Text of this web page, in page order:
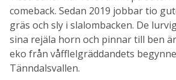
comeback. Sedan 2019 jobbar tio
gräs och sly i slalombacken. De
sina rejäla horn och pinnar till ben
eko från våfflelgräddandets
Tänndalsvallen.